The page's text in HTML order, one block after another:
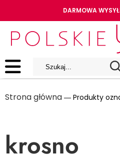
DARMOWA
Strona główna ― Produkty
krosno